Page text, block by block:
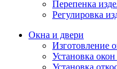
Перепенка
Регулировка
Окна и двери
Изготовление
Установка